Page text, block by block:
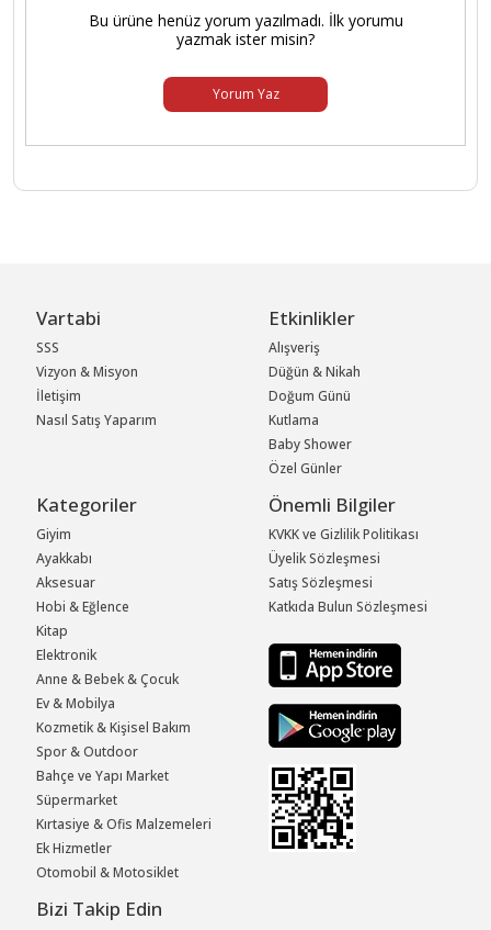
Bu ürüne henüz yorum yazılmadı. İlk yorumu
yazmak ister misin?
Yorum Yaz
Vartabi
SSS
Vizyon & Misyon
İletişim
Nasıl Satış Yaparım
Etkinlikler
Alışveriş
Düğün & Nikah
Doğum Günü
Kutlama
Baby Shower
Özel Günler
Kategoriler
Giyim
Ayakkabı
Aksesuar
Hobi & Eğlence
Kitap
Elektronik
Anne & Bebek & Çocuk
Ev & Mobilya
Kozmetik & Kişisel Bakım
Spor & Outdoor
Bahçe ve Yapı Market
Süpermarket
Kırtasiye & Ofis Malzemeleri
Ek Hizmetler
Otomobil & Motosiklet
Önemli Bilgiler
KVKK ve Gizlilik Politikası
Üyelik Sözleşmesi
Satış Sözleşmesi
Katkıda Bulun Sözleşmesi
Bizi Takip Edin